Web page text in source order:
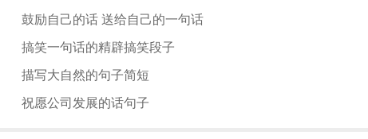
鼓励自己的话 送给自己的一句话
搞笑一句话的精辟搞笑段子
描写大自然的句子简短
祝愿公司发展的话句子